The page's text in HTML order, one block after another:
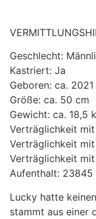
Geschlecht:
Kastriert: Ja
Geboren: ca. 2021
Größe: ca. 50 cm
Gewicht: ca. 18,5
Verträglichkeit
Verträglichkeit
Verträglichkeit
Aufenthalt:
Lucky hatte
stammt aus einer